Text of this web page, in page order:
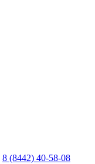
8 (8442) 40-58-08